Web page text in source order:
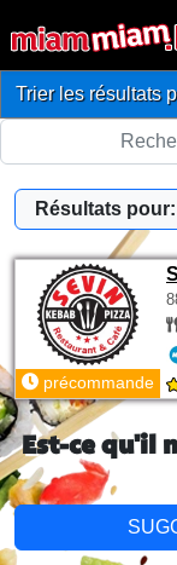
Résultats pour:
précommande
Est-ce qu'il